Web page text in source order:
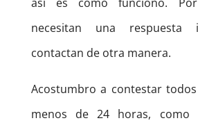
necesitan una respuesta
contactan de otra manera.
Acostumbro a contestar
menos de 24 horas, como